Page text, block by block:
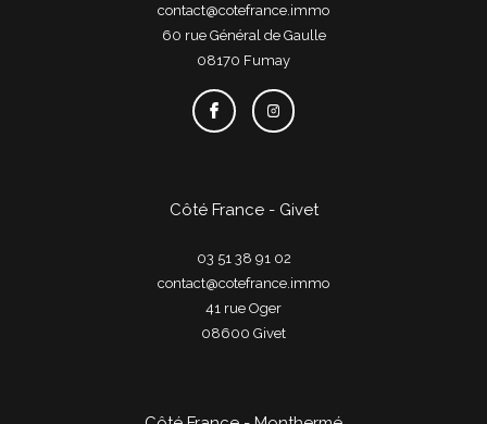
contact@cotefrance.immo
60 rue Général de Gaulle
08170
fumay
Côté France - Givet
03 51 38 91 02
contact@cotefrance.immo
41 rue Oger
08600
givet